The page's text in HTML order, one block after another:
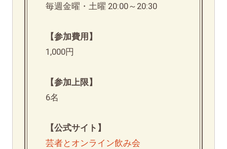
毎週金曜・土曜 20:00～20:30
【参加費用】
1,000円
【参加上限】
6名
【公式サイト】
芸者とオンライン飲み会